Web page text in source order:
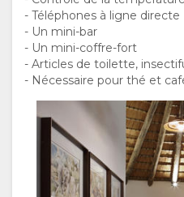
- Téléphones à ligne directe
- Un mini-bar
- Un mini-coffre-fort
- Articles de toilette,
- Nécessaire pour thé et